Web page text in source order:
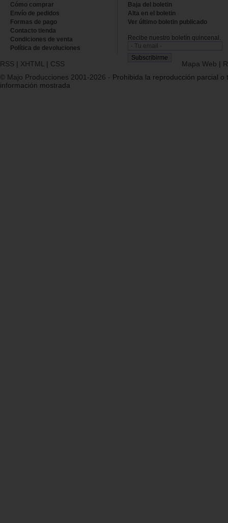
Cómo comprar
Envío de pedidos
Formas de pago
Contacto tienda
Condiciones de venta
Política de devoluciones
Baja del boletin
Alta en el boletin
Ver último boletin publicado
Recibe nuestro boletín quincenal.
RSS | XHTML | CSS Mapa Web |
© Majo Producciones 2001-2026 - Prohibida la reproducción parcial o
información mostrada